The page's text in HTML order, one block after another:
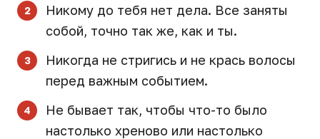
Никому до тебя нет дела. Все заняты
собой, точно так же, как и ты.
Никогда не стригись и не крась волосы
перед важным событием.
Не бывает так, чтобы что-то было
настолько хреново или настолько